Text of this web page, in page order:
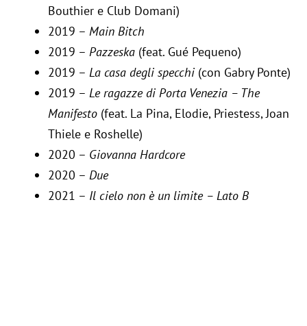
Bouthier e Club Domani)
2019 – Main Bitch
2019 – Pazzeska(feat. Gué Pequeno)
2019 – La casa degli specchi(con Gabry Ponte)
2019 – Le ragazze di Porta Venezia – The
Manifesto(feat. La Pina, Elodie, Priestess, Joan
Thiele e Roshelle)
2020 – Giovanna Hardcore
2020 – Due
2021 – Il cielo non è un limite – Lato B